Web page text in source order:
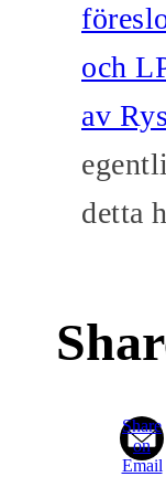
och
av
detta
Share
on
Email